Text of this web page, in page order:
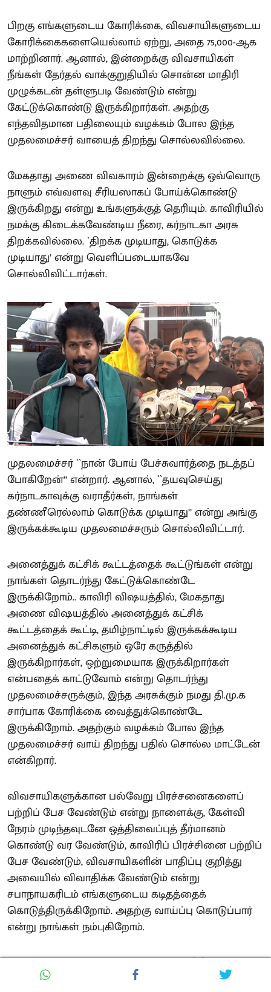
பிறகு எங்களுடைய கோரிக்கை, விவசாயிகளுடைய
கோரிக்கைகளையெல்லாம் ஏற்று, அதை 75,000-ஆக
மாற்றினார். ஆனால், இன்றைக்கு விவசாயிகள்
நீங்கள் தேர்தல் வாக்குறுதியில் சொன்ன மாதிரி
முழுக்கடன் தள்ளுபடி வேண்டும் என்று
கேட்டுக்கொண்டு இருக்கிறார்கள். அதற்கு
எந்தவிதமான பதிலையும் வழக்கம் போல இந்த
முதலமைச்சர் வாயைத் திறந்து சொல்லவில்லை.
மேகதாது அணை விவகாரம் இன்றைக்கு ஒவ்வொரு
நாளும் எவ்வளவு சீரியஸாகப் போய்க்கொண்டு
இருக்கிறது என்று உங்களுக்குத் தெரியும். காவிரியில்
நமக்கு கிடைக்கவேண்டிய நீரை, கர்நாடகா அரசு
திறக்கவில்லை. `திறக்க முடியாது, கொடுக்க
முடியாது’ என்று வெளிப்படையாகவே
சொல்லிவிட்டார்கள்.
முதலமைச்சர் ``நான் போய் பேச்சுவார்த்தை நடத்தப்
போகிறேன்’’ என்றார். ஆனால், ``தயவுசெய்து
கர்நாடகாவுக்கு வராதீர்கள், நாங்கள்
தண்ணீரெல்லாம் கொடுக்க முடியாது’’ என்று அங்கு
இருக்கக்கூடிய முதலமைச்சரும் சொல்லிவிட்டார்.
அனைத்துக் கட்சிக் கூட்டத்தைக் கூட்டுங்கள் என்று
நாங்கள் தொடர்ந்து கேட்டுக்கொண்டே
இருக்கிறோம்.. காவிரி விஷயத்தில், மேகதாது
அணை விஷயத்தில் அனைத்துக் கட்சிக்
கூட்டத்தைக் கூட்டி, தமிழ்நாட்டில் இருக்கக்கூடிய
அனைத்துக் கட்சிகளும் ஒரே கருத்தில்
இருக்கிறார்கள், ஒற்றுமையாக இருக்கிறார்கள்
என்பதைக் காட்டுவோம் என்று தொடர்ந்து
முதலமைச்சருக்கும், இந்த அரசுக்கும் நமது தி.மு.க
சார்பாக கோரிக்கை வைத்துக்கொண்டே
இருக்கிறோம். அதற்கும் வழக்கம் போல இந்த
முதலமைச்சர் வாய் திறந்து பதில் சொல்ல மாட்டேன்
என்கிறார்.
விவசாயிகளுக்கான பல்வேறு பிரச்சனைகளைப்
பற்றிப் பேச வேண்டும் என்று நாளைக்கு, கேள்வி
நேரம் முடிந்தவுடனே ஒத்திவைப்புத் தீர்மானம்
கொண்டு வர வேண்டும், காவிரிப் பிரச்சினை பற்றிப்
பேச வேண்டும், விவசாயிகளின் பாதிப்பு குறித்து
அவையில் விவாதிக்க வேண்டும் என்று
சபாநாயகரிடம் எங்களுடைய கடிதத்தைக்
கொடுத்திருக்கிறோம். அதற்கு வாய்ப்பு கொடுப்பார்
என்று நாங்கள் நம்புகிறோம்.
அப்போது, இது தொடர்பாக இன்னும் விரிவாகப்
பல்வேறு கேள்விகளை நிச்சயமாக நாங்கள்